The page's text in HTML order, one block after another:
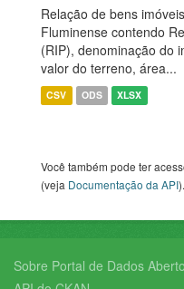
Relação de bens
Fluminense contendo
(RIP), denominação do
valor do terreno, área...
CSV ODS XLSX
Você também pode ter
(veja Documentação da API).
Sobre Portal de Dados